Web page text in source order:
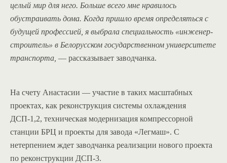
целый мир для него. Больше всего мне нравилось
обустраивать дома. Когда пришло время определяться с
будущей профессией, я выбрала специальность «инженер-
строитель» в Белорусском государственном университете
транспорта, — рассказывает заводчанка.
На счету Анастасии — участие в таких масштабных
проектах, как реконструкция системы охлаждения
ДСП-1,2, техническая модернизация компрессорной
станции БРЦ и проекты для завода «Легмаш». С
нетерпением ждет заводчанка реализации нового проекта
по реконструкции ДСП-3.